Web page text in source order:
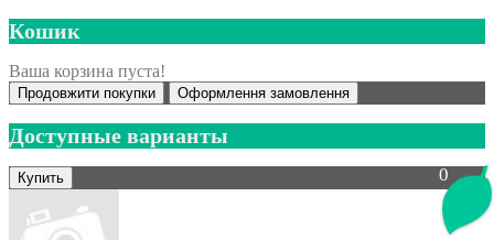
Кошик
Ваша корзина пуста!
Продовжити покупки Оформлення замовлення
0
Доступные варианты